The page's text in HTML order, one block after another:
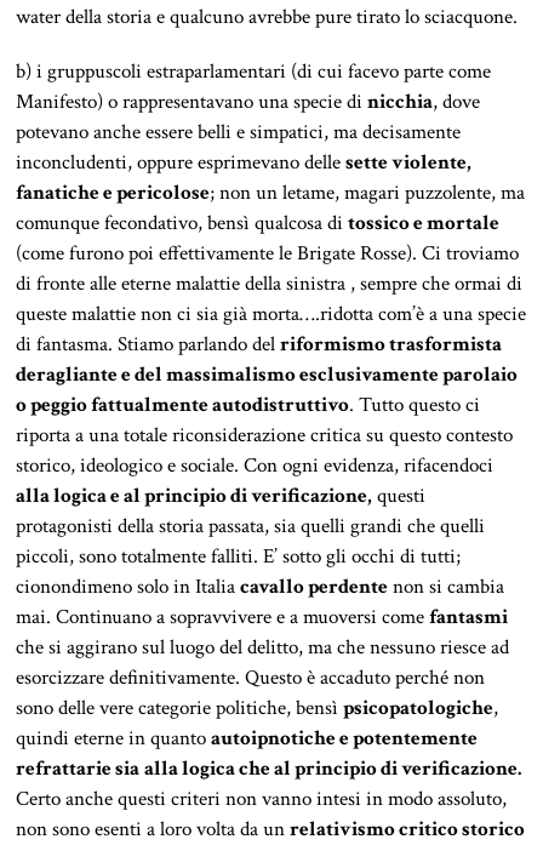
water della storia e qualcuno avrebbe pure tirato lo sciacquone.
b) i gruppuscoli estraparlamentari (di cui facevo parte come
Manifesto) o rappresentavano una specie dinicchia, dove
potevano anche essere belli e simpatici, ma decisamente
inconcludenti, oppure esprimevano dellesette violente,
fanatiche e pericolose; non un letame, magari puzzolente, ma
comunque fecondativo, bensì qualcosa ditossico e mortale
(come furono poi effettivamente le Brigate Rosse). Ci troviamo
di fronte alle eterne malattie della sinistra , sempre che ormai di
queste malattie non ci sia già morta….ridotta com’è a una specie
di fantasma. Stiamo parlando delriformismo trasformista
deragliante e del massimalismo esclusivamente parolaio
o peggio fattualmente autodistruttivo. Tutto questo ci
riporta a una totale riconsiderazione critica su questo contesto
storico, ideologico e sociale. Con ogni evidenza, rifacendoci
alla logica e al principio di verificazione,questi
protagonisti della storia passata, sia quelli grandi che quelli
piccoli, sono totalmente falliti. E’ sotto gli occhi di tutti;
cionondimeno solo in Italiacavallo perdentenon si cambia
mai. Continuano a sopravvivere e a muoversi comefantasmi
che si aggirano sul luogo del delitto, ma che nessuno riesce ad
esorcizzare definitivamente. Questo è accaduto perché non
sono delle vere categorie politiche, bensìpsicopatologiche,
quindi eterne in quantoautoipnotiche e potentemente
refrattarie sia alla logica che al principio di verificazione.
Certo anche questi criteri non vanno intesi in modo assoluto,
non sono esenti a loro volta da unrelativismo critico storico